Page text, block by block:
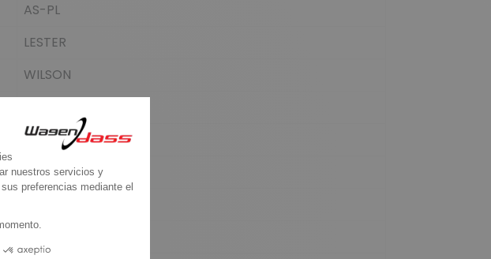
AS-PL
LESTER
WILSON
DIXIE
DIXIE